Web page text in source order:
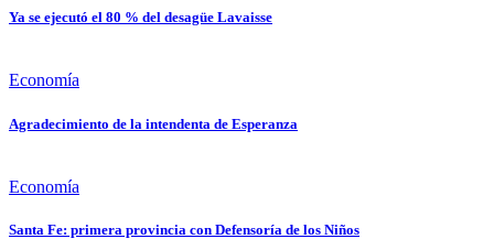
Ya se ejecutó el 80 % del desagüe Lavaisse
Economía
Agradecimiento de la intendenta de Esperanza
Economía
Santa Fe: primera provincia con Defensoría de los Niños